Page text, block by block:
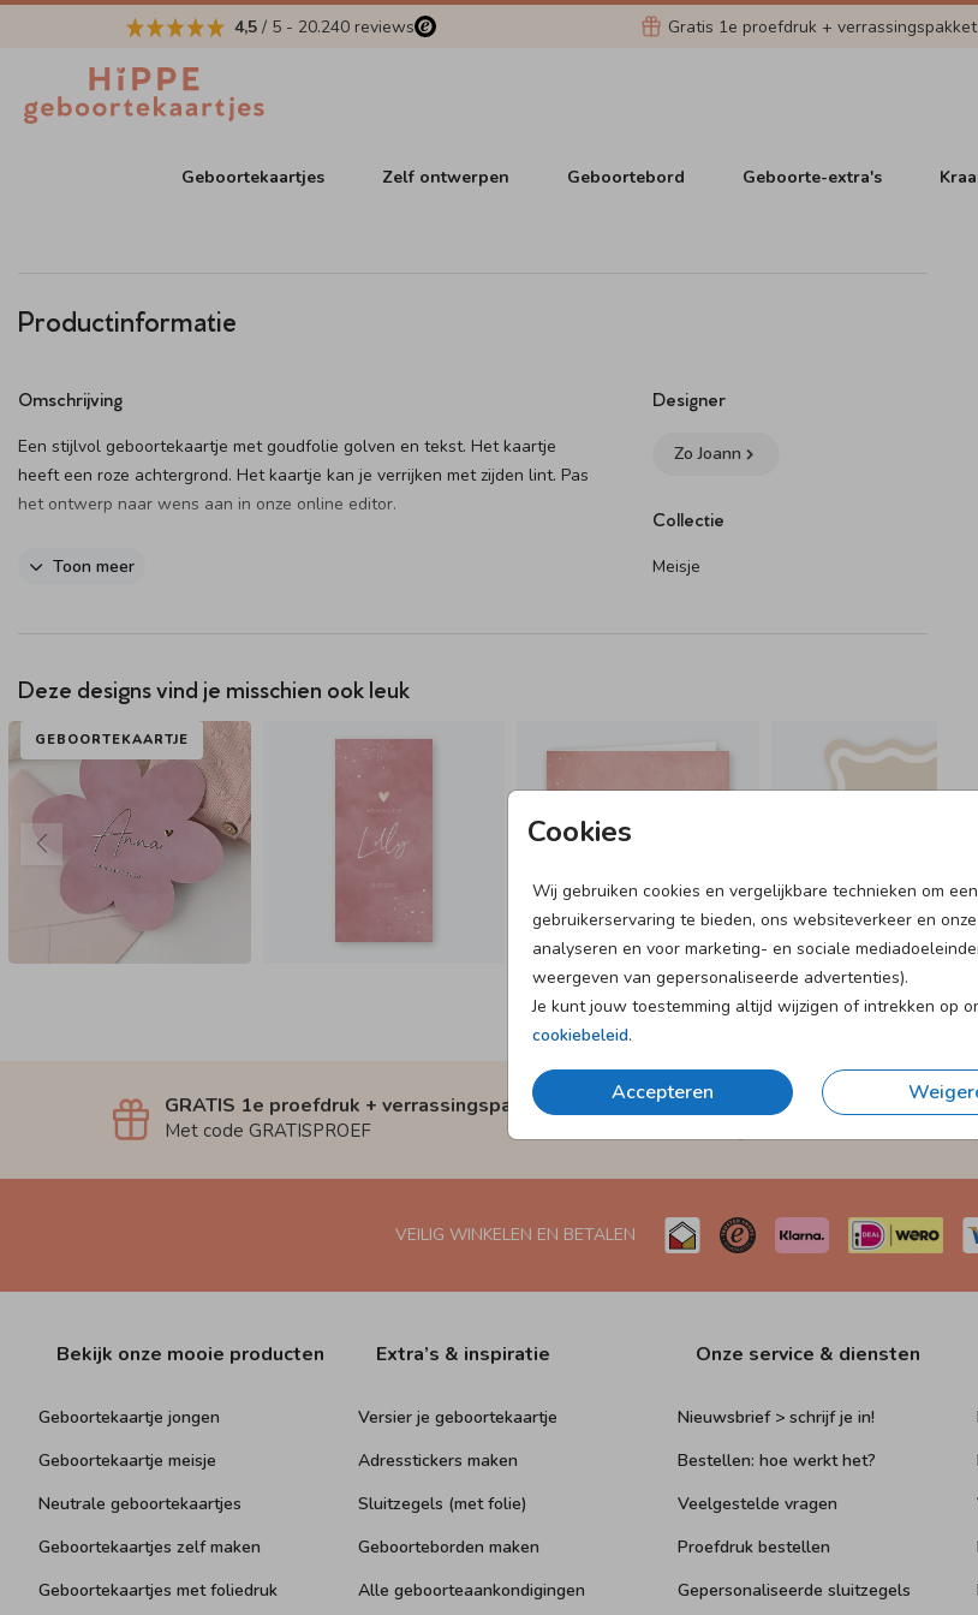
4,5 / 5 - 20.240 reviews Gratis 1e proefdruk + verrassingspakket
Geboortekaartjes Zelf ontwerpen Geboortebord Geboorte-extra's
Cookies
Wij gebruiken cookies en vergelijkbare technieken om
gebruikerservaring te bieden, ons websiteverkeer en
analyseren en voor marketing- en sociale
weergeven van gepersonaliseerde advertenties).
Je kunt jouw toestemming altijd wijzigen of intrekken op
cookiebeleid.
Accepteren
Productinformatie
Omschrijving
Een stijlvol geboortekaartje met goudfolie golven en tekst. Het kaartje
heeft een roze achtergrond. Het kaartje kan je verrijken met zijden lint. Pas
het ontwerp naar wens aan in onze online editor.
Goed om te weten: Het lint wordt niet standaard meegeleverd, dit kun je
Toon meer
Designer
Zo Joann
Collectie
Meisje
Deze designs vind je misschien ook leuk
GEBOORTEKAARTJE
GRATIS 1e proefdruk + verrassingspakket
Met code GRATISPROEF
Verzending in 1-2
VEILIG WINKELEN EN BETALEN
Bekijk onze mooie producten
Geboortekaartje jongen
Geboortekaartje meisje
Neutrale geboortekaartjes
Geboortekaartjes zelf maken
Geboortekaartjes met foliedruk
Extra’s & inspiratie
Versier je geboortekaartje
Adresstickers maken
Sluitzegels (met folie)
Geboorteborden maken
Alle geboorteaankondigingen
Onze service & diensten
Nieuwsbrief > schrijf je in!
Bestellen: hoe werkt het?
Veelgestelde vragen
Proefdruk bestellen
Gepersonaliseerde sluitzegels